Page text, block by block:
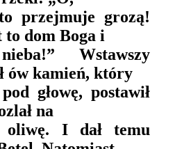
przejmuje grozą!
dom Boga i
Wstawszy
ów kamień, który
głowę, postawił
na
oliwę. I dał temu